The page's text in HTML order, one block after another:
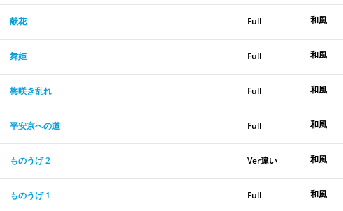
献花 Full 和風
舞姫 Full 和風
梅咲き乱れ Full 和風
平安京への道 Full 和風
ものうげ 2 Ver違い 和風
ものうげ 1 Full 和風